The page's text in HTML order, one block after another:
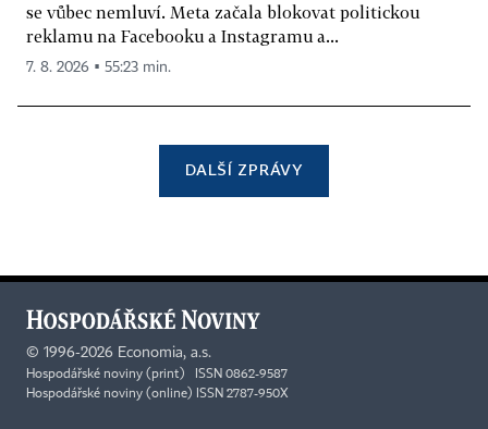
se vůbec nemluví. Meta začala blokovat politickou
reklamu na Facebooku a Instagramu a...
7. 8. 2026 ▪ 55:23 min.
DALŠÍ ZPRÁVY
© 1996-2026 Economia, a.s.
Hospodářské noviny (print) ISSN 0862-9587
Hospodářské noviny (online) ISSN 2787-950X